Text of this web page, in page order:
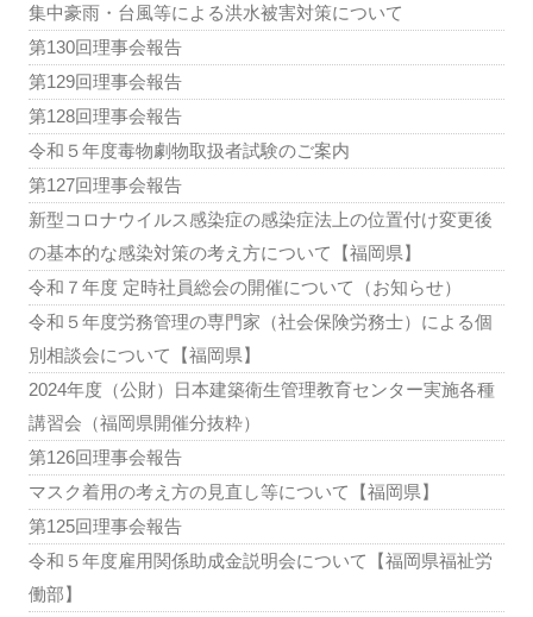
集中豪雨・台風等による洪水被害対策について
第130回理事会報告
第129回理事会報告
第128回理事会報告
令和５年度毒物劇物取扱者試験のご案内
第127回理事会報告
新型コロナウイルス感染症の感染症法上の位置付け変更後
の基本的な感染対策の考え方について【福岡県】
令和７年度 定時社員総会の開催について（お知らせ）
令和５年度労務管理の専門家（社会保険労務士）による個
別相談会について【福岡県】
2024年度（公財）日本建築衛生管理教育センター実施各種
講習会（福岡県開催分抜粋）
第126回理事会報告
マスク着用の考え方の見直し等について【福岡県】
第125回理事会報告
令和５年度雇用関係助成金説明会について【福岡県福祉労
働部】